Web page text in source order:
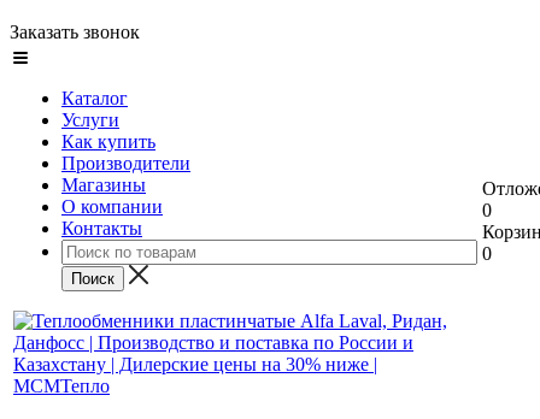
Заказать звонок
Каталог
Услуги
Как купить
Производители
Магазины
О компании
Контакты
0
0